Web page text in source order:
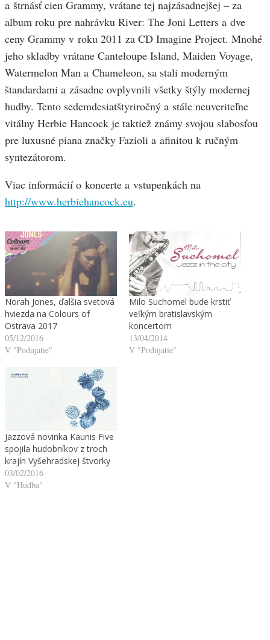
a štrnásť cien Grammy, vrátane tej najzásadnejšej – za
album roku pre nahrávku River: The Joni Letters a dve
ceny Grammy v roku 2011 za CD Imagine Project. Mnohé
jeho skladby vrátane Canteloupe Island, Maiden Voyage,
Watermelon Man a Chameleon, sa stali moderným
štandardami a zásadne ovplyvnili všetky štýly modernej
hudby. Tento sedemdesiatštyriročný a stále neuveriteľne
vitálny Herbie Hancock je taktiež známy svojou slabosťou
pre luxusné piana značky Fazioli a afinitou k ručným
syntezátorom.
Viac informácií o koncerte a vstupenkách na
http://www.herbiehancock.eu.
Norah Jones, ďalšia svetová
hviezda na Colours of
Ostrava 2017
05/12/2016
V "Podujatie"
Milo Suchomel bude krstiť
veľkým bratislavským
koncertom
13/04/2014
V "Podujatie"
Jazzová novinka Kaunis Five
spojila hudobníkov z troch
krajín Vyšehradskej štvorky
03/02/2016
V "Hudba"